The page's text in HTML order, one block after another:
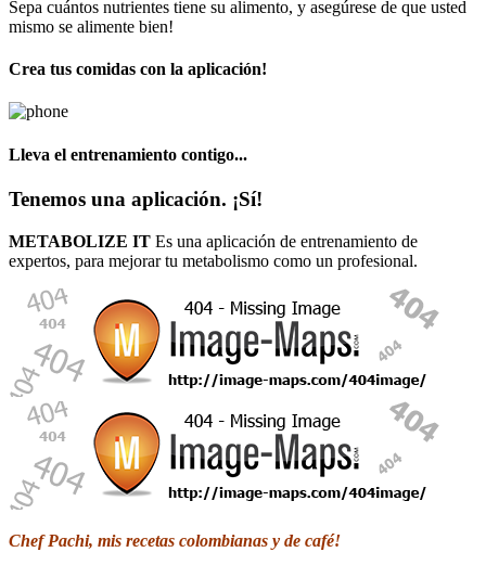
Sepa cuántos nutrientes tiene su alimento, y asegúrese de que usted
mismo se alimente bien!
Crea tus comidas con la aplicación!
Lleva el entrenamiento contigo...
Tenemos una aplicación. ¡Sí!
METABOLIZE IT Es una aplicación de entrenamiento de
expertos, para mejorar tu metabolismo como un profesional.
Chef Pachi, mis recetas colombianas y de café!